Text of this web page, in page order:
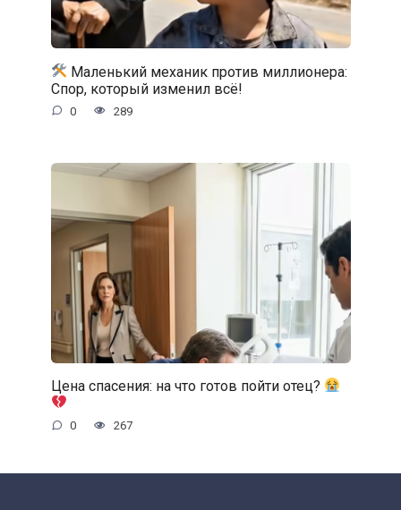
Маленький механик против миллионера:
Спор, который изменил всё!
0 289
Цена спасения: на что готов пойти отец?
0 267